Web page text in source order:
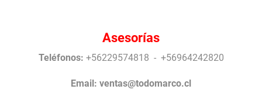
Asesorías
Teléfonos: +56229574818 - +56964242820
Email: ventas@todomarco.cl